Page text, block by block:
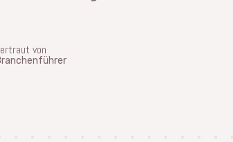
von